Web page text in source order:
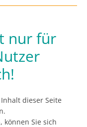
nur für
dieser Seite
können Sie sich